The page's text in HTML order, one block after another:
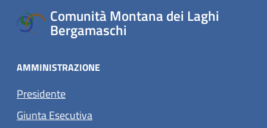
Comunità Montana dei Laghi
Bergamaschi
AMMINISTRAZIONE
Presidente
Giunta Esecutiva